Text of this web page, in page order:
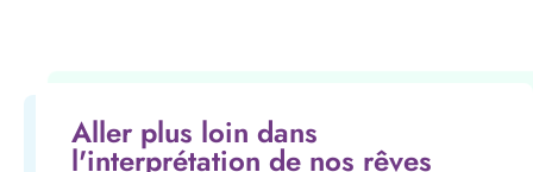
Aller plus loin dans
l'interprétation de nos rêves